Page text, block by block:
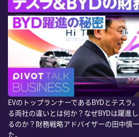
EVのトップランナーであるBYDとテスラ
る両社の違いとは何か？なぜBYDは躍進
るのか？財務戦略アドバイザーの田中慎
た。